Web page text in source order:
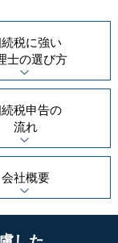
税に強い
士の選び方
税申告の
流れ
会社概要